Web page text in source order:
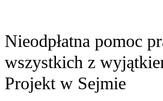
Nieodpłatna pomoc
wszystkich z
Projekt w Sejmie